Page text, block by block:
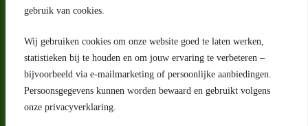
gebruik van cookies.
Wij gebruiken cookies om onze website goed te laten werken,
statistieken bij te houden en om jouw ervaring te verbeteren –
bijvoorbeeld via e-mailmarketing of persoonlijke aanbiedingen.
Persoonsgegevens kunnen worden bewaard en gebruikt volgens
onze privacyverklaring.
Adres
Riga 4 E
2993 LW Barendrecht
Nederland
Contact